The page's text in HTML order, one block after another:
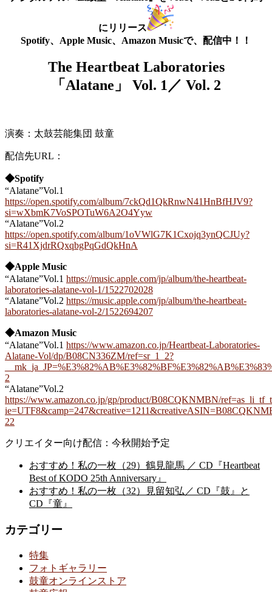
にリリース
Spotify、Apple Music、Amazon Musicで、配信中！！
The Heartbeat Laboratories
「Alatane」
Vol. 1／ Vol. 2
演奏：太鼓芸能集団 鼓童
配信先URL：
◆Spotify
“Alatane”Vol.1
https://open.spotify.com/album/7ckQd1QkRnwN41HnBfHJV9?
si=wXbmK7VoSPOTuW6A2O4Yyw
“Alatane”Vol.2
https://open.spotify.com/album/1oVWlG7K1Cxojq3ynQCJUy?
si=R41XjdrRQxqbgPqGdQkHnA
◆Apple Music
“Alatane”Vol.1 https://music.apple.com/jp/album/the-heartbeat-
laboratories-alatane-vol-1/1522702028
“Alatane”Vol.2 https://music.apple.com/jp/album/the-heartbeat-
laboratories-alatane-vol-2/1522694207
◆Amazon Music
“Alatane”Vol.1 https://www.amazon.co.jp/Heartbeat-Laboratories-
Alatane-Vol/dp/B08CN336ZM/ref=sr_1_2?
2
“Alatane”Vol.2
https://www.amazon.co.jp/gp/product/B08CQKNMBN/
22
クリエイター向け配信：今秋開始予定
おすすめ！私の一枚（29）鶴見龍馬 ／ CD『Heartbeat
Best of KODO 25th Anniversary』
おすすめ！私の一枚（32）見留知弘／ CD『鼓』と
CD『童』
カテゴリー
特集
フォトギャラリー
鼓童オンラインストア